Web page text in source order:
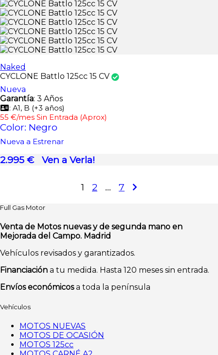
Naked
CYCLONE Battlo 125cc 15 CV
Nueva
Garantía: 3 Años
: A1, B (+3 años)
55 €/mes Sin Entrada (Aprox)
Color: Negro
Nueva a Estrenar
2.995 € Ven a Verla!
de
1 2 … 7
Full Gas Motor
Venta de Motos nuevas y de segunda mano en
Mejorada del Campo. Madrid
Vehículos revisados y garantizados.
Financiación a tu medida. Hasta 120 meses sin entrada.
Envíos económicosa toda la península
Vehículos
MOTOS NUEVAS
MOTOS DE OCASIÓN
MOTOS 125cc